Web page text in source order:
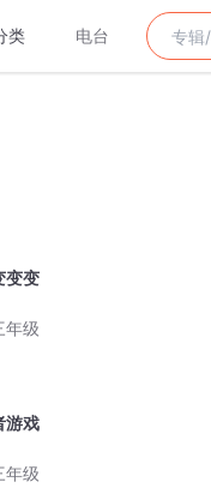
类 电台
变变
年级
游戏
年级